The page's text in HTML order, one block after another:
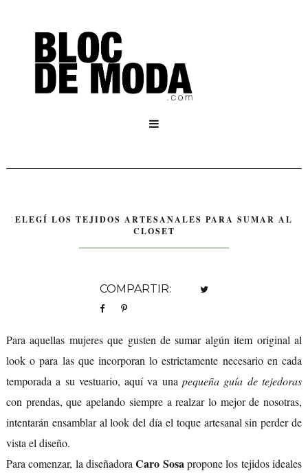

ELEGÍ LOS TEJIDOS ARTESANALES PARA SUMAR AL
CLOSET
COMPARTIR:
Para aquellas mujeres que gusten de sumar algún item original al
look o para las que incorporan lo estrictamente necesario en cada
temporada a su vestuario, aquí va unapequeña guía de tejedoras
con prendas, que apelando siempre a realzar lo mejor de nosotras,
intentarán ensamblar al look del día el toque artesanal sin perder de
vista el diseño.
Para comenzar, la diseñadoraCaro Sosapropone los tejidos ideales